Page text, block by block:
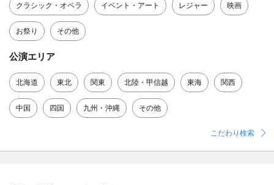
クラシック・オペラ イベント・アート レジャー 映画
お祭り その他
公演エリア
北海道 東北 関東 北陸・甲信越 東海 関西
中国 四国 九州・沖縄 その他
こだわり検索